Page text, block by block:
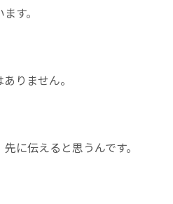
す。
りません。
に伝えると思うんです。